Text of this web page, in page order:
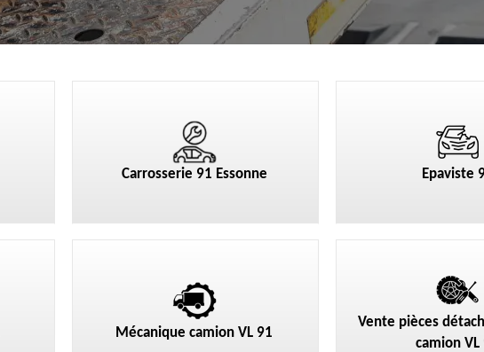
Carrosserie 91 Essonne Epaviste
Mécanique camion VL 91
Vente pièces
camion VL